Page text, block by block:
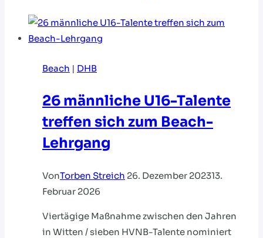
Beach | DHB
26 männliche U16-Talente
treffen sich zum Beach-
Lehrgang
VonTorben Streich 26. Dezember 202313.
Februar 2026
Viertägige Maßnahme zwischen den Jahren
in Witten / sieben HVNB-Talente nominiert